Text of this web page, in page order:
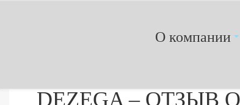
О компании
DEZEGA – ОТЗЫВ